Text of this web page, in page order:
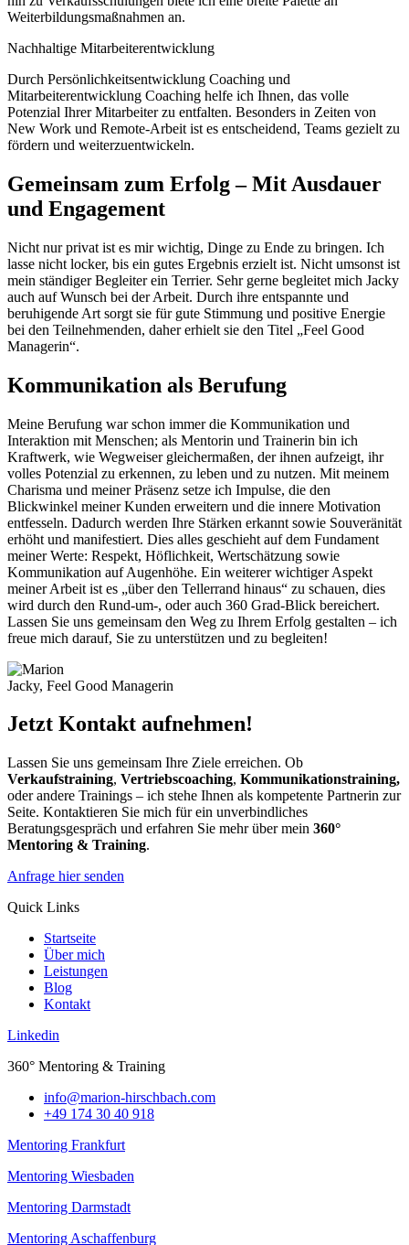
Weiterbildungsmaßnahmen an.
Nachhaltige Mitarbeiterentwicklung
Durch Persönlichkeitsentwicklung Coaching und
Mitarbeiterentwicklung Coaching helfe ich Ihnen, das volle
Potenzial Ihrer Mitarbeiter zu entfalten. Besonders in Zeiten von
New Work und Remote-Arbeit ist es entscheidend, Teams gezielt zu
fördern und weiterzuentwickeln.
Gemeinsam zum Erfolg – Mit Ausdauer
und Engagement
Nicht nur privat ist es mir wichtig, Dinge zu Ende zu bringen. Ich
lasse nicht locker, bis ein gutes Ergebnis erzielt ist. Nicht umsonst ist
mein ständiger Begleiter ein Terrier. Sehr gerne begleitet mich Jacky
auch auf Wunsch bei der Arbeit. Durch ihre entspannte und
beruhigende Art sorgt sie für gute Stimmung und positive Energie
bei den Teilnehmenden, daher erhielt sie den Titel „Feel Good
Managerin“.
Kommunikation als Berufung
Meine Berufung war schon immer die Kommunikation und
Interaktion mit Menschen; als Mentorin und Trainerin bin ich
Kraftwerk, wie Wegweiser gleichermaßen, der ihnen aufzeigt, ihr
volles Potenzial zu erkennen, zu leben und zu nutzen. Mit meinem
Charisma und meiner Präsenz setze ich Impulse, die den
Blickwinkel meiner Kunden erweitern und die innere Motivation
entfesseln. Dadurch werden Ihre Stärken erkannt sowie Souveränität
erhöht und manifestiert. Dies alles geschieht auf dem Fundament
meiner Werte: Respekt, Höflichkeit, Wertschätzung sowie
Kommunikation auf Augenhöhe. Ein weiterer wichtiger Aspekt
meiner Arbeit ist es „über den Tellerrand hinaus“ zu schauen, dies
wird durch den Rund-um-, oder auch 360 Grad-Blick bereichert.
Lassen Sie uns gemeinsam den Weg zu Ihrem Erfolg gestalten – ich
freue mich darauf, Sie zu unterstützen und zu begleiten!
Jacky, Feel Good Managerin
Jetzt Kontakt aufnehmen!
Lassen Sie uns gemeinsam Ihre Ziele erreichen. Ob
Verkaufstraining, Vertriebscoaching, Kommunikationstraining,
oder andere Trainings – ich stehe Ihnen als kompetente Partnerin zur
Seite. Kontaktieren Sie mich für ein unverbindliches
Beratungsgespräch und erfahren Sie mehr über mein 360°
Mentoring & Training.
Anfrage hier senden
Quick Links
Startseite
Über mich
Leistungen
Blog
Kontakt
Linkedin
360° Mentoring & Training
moc.hcabhcsrih-noiram
@ofni
+49 174 30 40 918
Mentoring Frankfurt
Mentoring Wiesbaden
Mentoring Darmstadt
Mentoring Aschaffenburg